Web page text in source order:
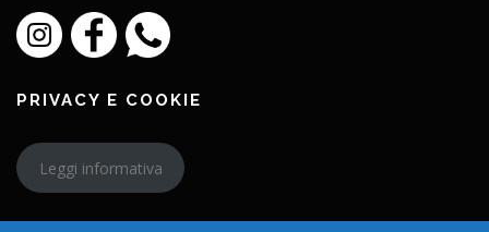
PRIVACY E COOKIE
Leggi informativa